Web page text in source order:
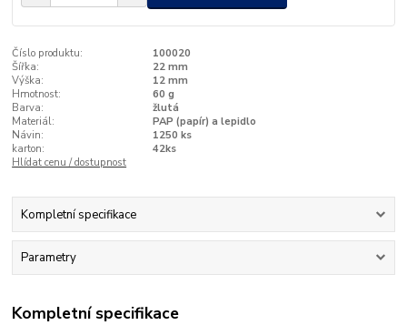
Číslo produktu:
100020
Šířka:
22 mm
Výška:
12 mm
Hmotnost:
60 g
Barva:
žlutá
Materiál:
PAP (papír) a lepidlo
Návin:
1250 ks
karton:
42ks
Hlídat cenu / dostupnost
Kompletní specifikace
Parametry
Kompletní specifikace